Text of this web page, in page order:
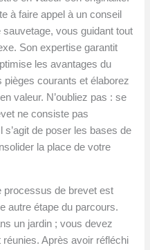
à faire appel à un conseil
vous guidant tout
Son expertise garantit
les avantages du
courants et élaborez
valeur. N’oubliez pas : se
ne consiste pas
de poser les bases de
la place de votre
processus de brevet est
autre étape du parcours.
un jardin ; vous devez
Après avoir réfléchi